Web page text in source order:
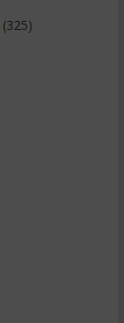
(325)